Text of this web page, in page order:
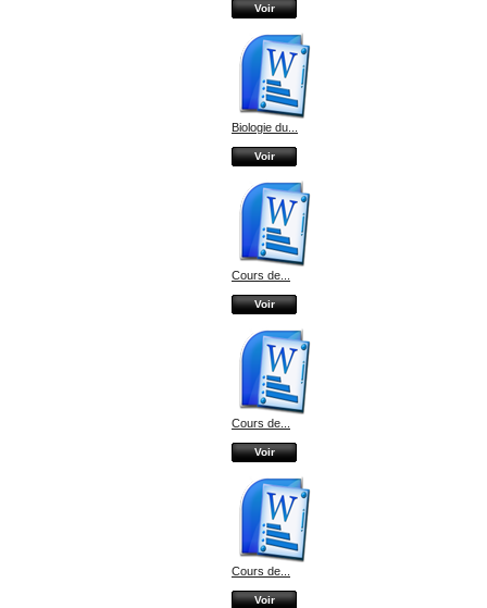
Voir
Biologie du...
Voir
Cours de...
Voir
Cours de...
Voir
Cours de...
Voir